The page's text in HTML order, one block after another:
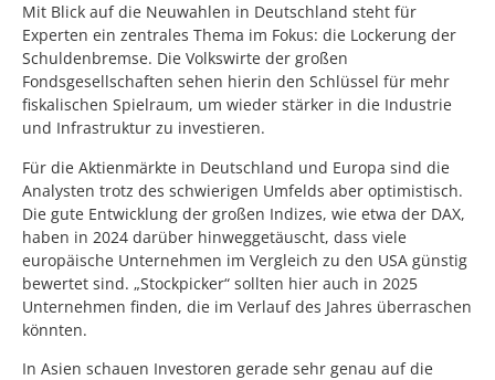
Mit Blick auf die Neuwahlen in Deutschland steht für
Experten ein zentrales Thema im Fokus: die Lockerung der
Schuldenbremse. Die Volkswirte der großen
Fondsgesellschaften sehen hierin den Schlüssel für mehr
fiskalischen Spielraum, um wieder stärker in die Industrie
und Infrastruktur zu investieren.
Für die Aktienmärkte in Deutschland und Europa sind die
Analysten trotz des schwierigen Umfelds aber optimistisch.
Die gute Entwicklung der großen Indizes, wie etwa der DAX,
haben in 2024 darüber hinweggetäuscht, dass viele
europäische Unternehmen im Vergleich zu den USA günstig
bewertet sind. „Stockpicker“ sollten hier auch in 2025
Unternehmen finden, die im Verlauf des Jahres überraschen
könnten.
In Asien schauen Investoren gerade sehr genau auf die